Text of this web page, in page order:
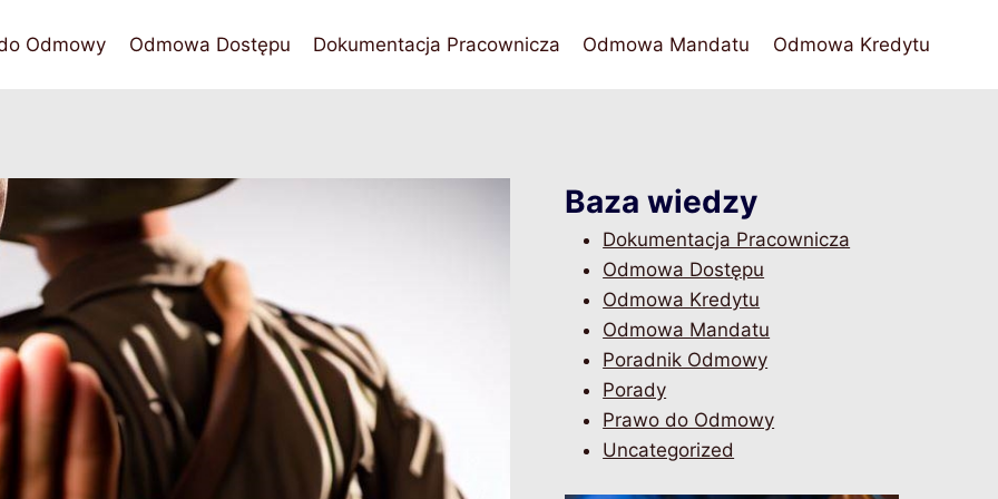
Odmowy Odmowa Dostępu Dokumentacja Pracownicza Odmowa Mandatu Odmowa Kredytu
Baza wiedzy
Dokumentacja Pracownicza
Odmowa Dostępu
Odmowa Kredytu
Odmowa Mandatu
Poradnik Odmowy
Porady
Prawo do Odmowy
Uncategorized